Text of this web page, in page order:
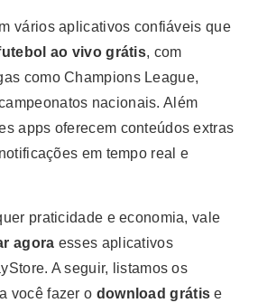
vários aplicativos confiáveis que
ao vivo grátis, com
como Champions League,
nacionais. Além
apps oferecem conteúdos extras
em tempo real e
praticidade e economia, vale
agora esses aplicativos
A seguir, listamos os
você fazer o download grátis e